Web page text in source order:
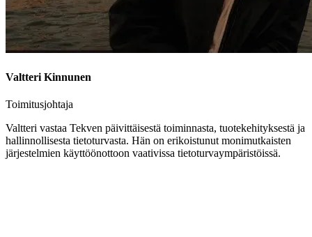
Valtteri Kinnunen
Toimitusjohtaja
Valtteri vastaa Tekven päivittäisestä toiminnasta, tuotekehityksestä ja
hallinnollisesta tietoturvasta. Hän on erikoistunut monimutkaisten
järjestelmien käyttöönottoon vaativissa tietoturvaympäristöissä.